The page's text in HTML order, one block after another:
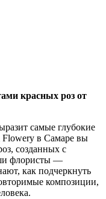
красных роз от
самые глубокие
Flowery в Самаре вы
созданных с
флористы —
как подчеркнуть
композиции,